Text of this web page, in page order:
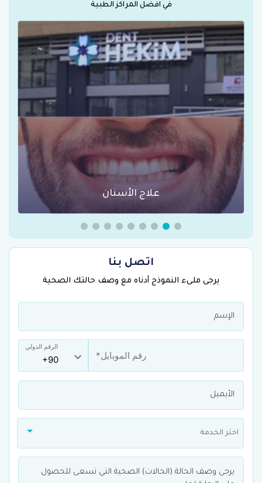
في افضل المراكز الطبية
عمليات السمنة في تركيا
اتصل بنا
يرجى ملىء النموذج أدناه مع وصف حالتك الصحية
الرقم الدولي
اختر الخدمة